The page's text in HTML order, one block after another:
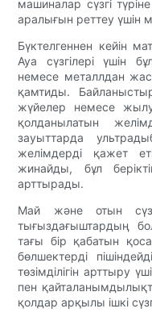
машиналар сүзгі
аралығын реттеу үшін
Бүктелгеннен кейін
Ауа сүзгілері үшін
немесе металлдан
қамтиды.
жүйелер немесе
қолданылатын
зауыттарда
желімдерді қажет
жинайды, бұл
арттырады.
Май және отын
тығыздағыштардың
тағы бір қабатын
бөлшектерді
төзімділігін арттыру
пен
қолдар арқылы ішкі